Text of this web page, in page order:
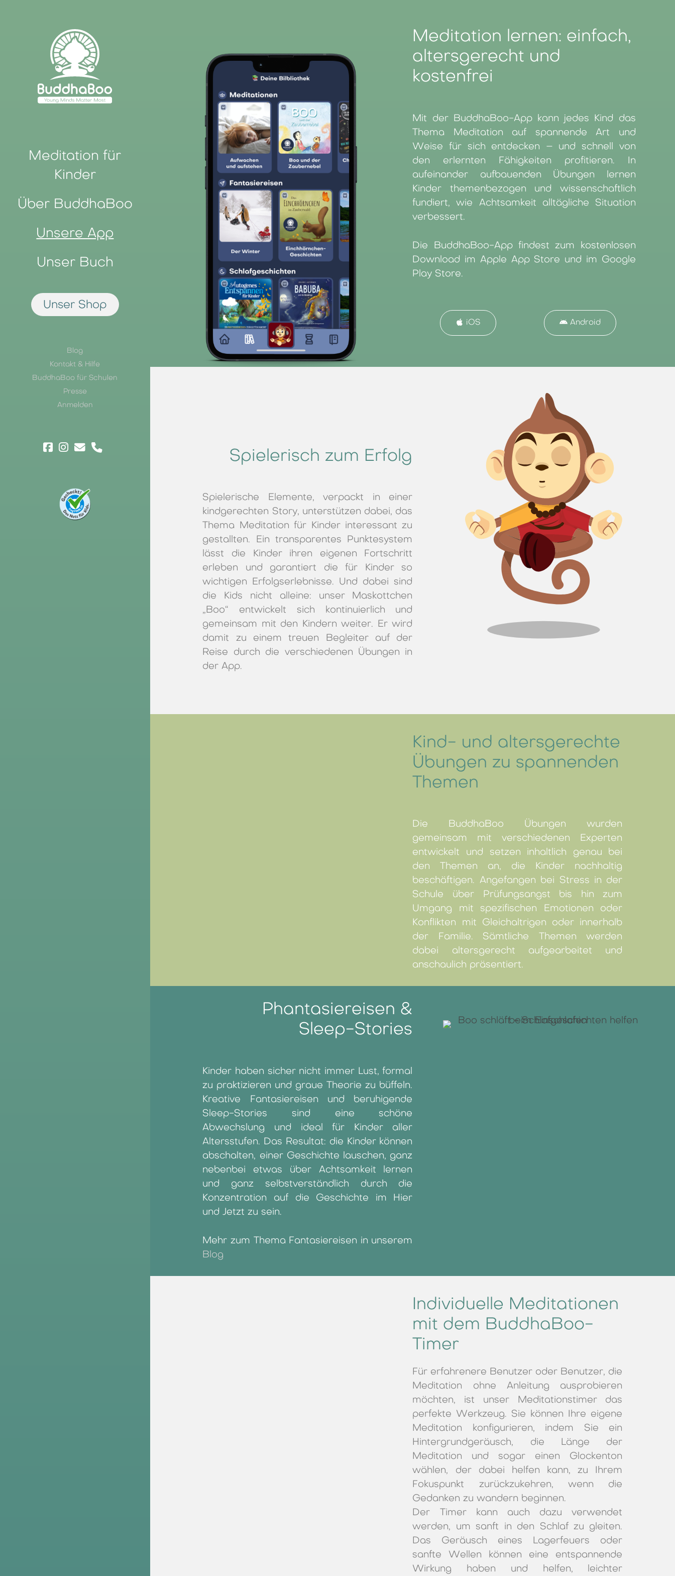
Meditation für
Kinder
Über BuddhaBoo
Unsere App
Unser Buch
Unser Shop
Blog
Kontakt & Hilfe
BuddhaBoo für Schulen
Presse
Anmelden
Meditation lernen: einfach,
altersgerecht und
kostenfrei
Mit der BuddhaBoo-App kann jedes Kind das
Thema Meditation auf spannende Art und
Weise für sich entdecken – und schnell von
den erlernten Fähigkeiten profitieren. In
aufeinander aufbauenden Übungen lernen
Kinder themenbezogen und wissenschaftlich
fundiert, wie Achtsamkeit alltägliche Situation
verbessert.
Die BuddhaBoo-App findest zum kostenlosen
Download im Apple App Store und im Google
Play Store.
iOS Android
Spielerisch zum Erfolg
Spielerische Elemente, verpackt in einer
kindgerechten Story, unterstützen dabei, das
Thema Meditation für Kinder interessant zu
gestallten. Ein transparentes Punktesystem
lässt die Kinder ihren eigenen Fortschritt
erleben und garantiert die für Kinder so
wichtigen Erfolgserlebnisse. Und dabei sind
die Kids nicht alleine: unser Maskottchen
„Boo“ entwickelt sich kontinuierlich und
gemeinsam mit den Kindern weiter. Er wird
damit zu einem treuen Begleiter auf der
Reise durch die verschiedenen Übungen in
der App.
Kind- und altersgerechte
Übungen zu spannenden
Themen
Die BuddhaBoo Übungen wurden
gemeinsam mit verschiedenen Experten
entwickelt und setzen inhaltlich genau bei
den Themen an, die Kinder nachhaltig
beschäftigen. Angefangen bei Stress in der
Schule über Prüfungsangst bis hin zum
Umgang mit spezifischen Emotionen oder
Konflikten mit Gleichaltrigen oder innerhalb
der Familie. Sämtliche Themen werden
dabei altersgerecht aufgearbeitet und
anschaulich präsentiert.
Phantasiereisen &
Sleep-Stories
Kinder haben sicher nicht immer Lust, formal
zu praktizieren und graue Theorie zu büffeln.
Kreative Fantasiereisen und beruhigende
Sleep-Stories sind eine schöne
Abwechslung und ideal für Kinder aller
Altersstufen. Das Resultat: die Kinder können
abschalten, einer Geschichte lauschen, ganz
nebenbei etwas über Achtsamkeit lernen
und ganz selbstverständlich durch die
Konzentration auf die Geschichte im Hier
und Jetzt zu sein.
Mehr zum Thema Fantasiereisen in unserem
Blog
Individuelle Meditationen
mit dem BuddhaBoo-
Timer
Für erfahrenere Benutzer oder Benutzer, die
Meditation ohne Anleitung ausprobieren
möchten, ist unser Meditationstimer das
perfekte Werkzeug. Sie können Ihre eigene
Meditation konfigurieren, indem Sie ein
Hintergrundgeräusch, die Länge der
Meditation und sogar einen Glockenton
wählen, der dabei helfen kann, zu Ihrem
Fokuspunkt zurückzukehren, wenn die
Gedanken zu wandern beginnen.
Der Timer kann auch dazu verwendet
werden, um sanft in den Schlaf zu gleiten.
Das Geräusch eines Lagerfeuers oder
sanfte Wellen können eine entspannende
Wirkung haben und helfen, leichter